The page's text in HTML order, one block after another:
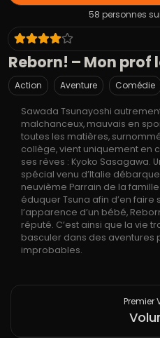
58 personnes
Reborn! – Mon prof
Action Aventure Comédie
Sawada Tsunayoshi
malchanceux, mauvais en
toutes les matières,
collège, vient uniquement en
ses rêves : Kyoko Sasagawa.
spécial venu d’Italie
neuvième Parrain de la
éduquer Tsuna afin d’en faire
l’apparence d’un bébé,
réputé. C’est ainsi que la vie
basculer dans des aventures
improbables.
Premier